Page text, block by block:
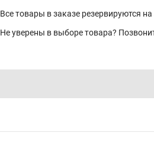
Все товары в заказе резервируются
Не уверены в выборе товара?